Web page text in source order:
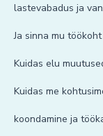
lastevabadus ja
Ja sinna mu
Kuidas elu
Kuidas me
koondamine ja